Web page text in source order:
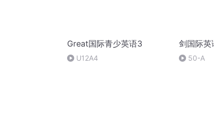
Great国际青少英语3
U12A4
剑国际英
50-A